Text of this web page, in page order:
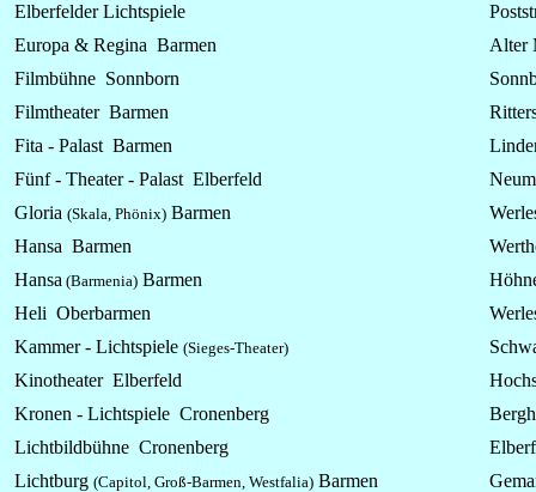
Elberfelder Lichtspiele
Europa & Regina Barmen
Alter
Filmbühne Sonnborn
Filmtheater Barmen
Fita - Palast Barmen
Fünf - Theater - Palast Elberfeld
Gloria (Skala, Phönix) Barmen
Hansa Barmen
Hansa (Barmenia) Barmen
Heli Oberbarmen
Kammer - Lichtspiele (Sieges-Theater)
Kinotheater Elberfeld
Kronen - Lichtspiele Cronenberg
Lichtbildbühne Cronenberg
Lichtburg (Capitol, Groß-Barmen, Westfalia) Barmen